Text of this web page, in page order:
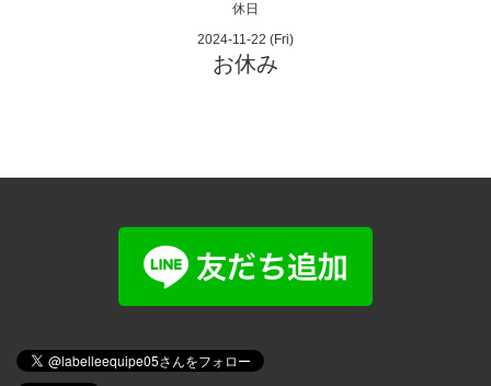
休日
2024-11-22 (Fri)
お休み